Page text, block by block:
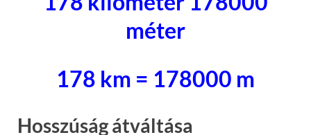
méter
178 km = 178000 m
Hosszúság átváltása